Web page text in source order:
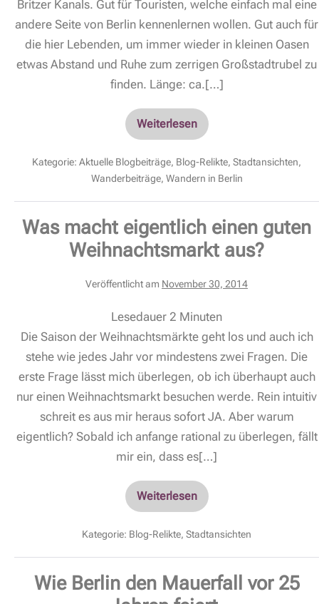
Britzer Kanals. Gut für Touristen, welche einfach mal eine
andere Seite von Berlin kennenlernen wollen. Gut auch für
die hier Lebenden, um immer wieder in kleinen Oasen
etwas Abstand und Ruhe zum zerrigen Großstadtrubel zu
finden. Länge: ca.[…]
Weiterlesen
Kategorie: Aktuelle Blogbeiträge, Blog-Relikte, Stadtansichten,
Wanderbeiträge, Wandern in Berlin
Was macht eigentlich einen guten
Weihnachtsmarkt aus?
Veröffentlicht am November 30, 2014
Lesedauer 2 Minuten
Die Saison der Weihnachtsmärkte geht los und auch ich
stehe wie jedes Jahr vor mindestens zwei Fragen. Die
erste Frage lässt mich überlegen, ob ich überhaupt auch
nur einen Weihnachtsmarkt besuchen werde. Rein intuitiv
schreit es aus mir heraus sofort JA. Aber warum
eigentlich? Sobald ich anfange rational zu überlegen, fällt
mir ein, dass es[…]
Weiterlesen
Kategorie: Blog-Relikte, Stadtansichten
Wie Berlin den Mauerfall vor 25